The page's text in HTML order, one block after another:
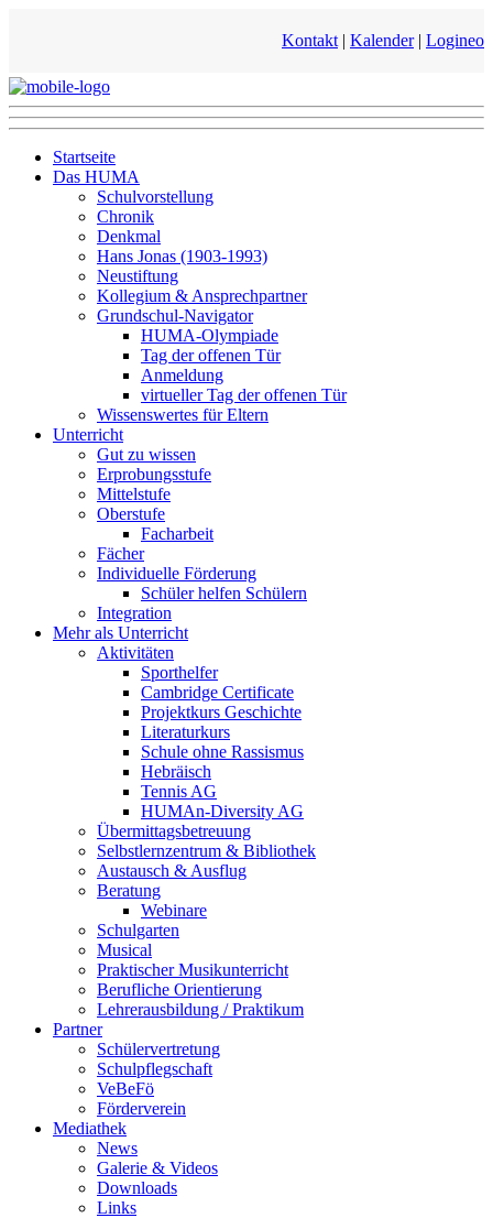
Kontakt | Kalender| Logineo
Startseite
Das HUMA
Schulvorstellung
Chronik
Denkmal
Hans Jonas (1903-1993)
Neustiftung
Kollegium & Ansprechpartner
Grundschul-Navigator
HUMA-Olympiade
Tag der offenen Tür
Anmeldung
virtueller Tag der offenen Tür
Wissenswertes für Eltern
Unterricht
Gut zu wissen
Erprobungsstufe
Mittelstufe
Oberstufe
Facharbeit
Fächer
Individuelle Förderung
Schüler helfen Schülern
Integration
Mehr als Unterricht
Aktivitäten
Sporthelfer
Cambridge Certificate
Projektkurs Geschichte
Literaturkurs
Schule ohne Rassismus
Hebräisch
Tennis AG
HUMAn-Diversity AG
Übermittagsbetreuung
Selbstlernzentrum & Bibliothek
Austausch & Ausflug
Beratung
Webinare
Schulgarten
Musical
Praktischer Musikunterricht
Berufliche Orientierung
Lehrerausbildung / Praktikum
Partner
Schülervertretung
Schulpflegschaft
VeBeFö
Förderverein
Mediathek
News
Galerie & Videos
Downloads
Links